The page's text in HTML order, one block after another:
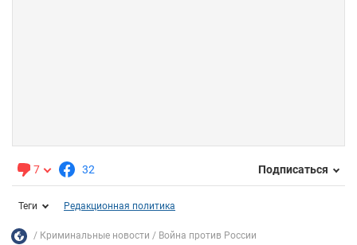
7 32 Подписаться
Теги Редакционная политика
Криминальные новости
Война против России